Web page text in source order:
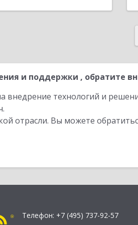
и поддержки , обратите
внедрение технологий и
отрасли. Вы можете
Телефон: +7 (495) 737-92-57